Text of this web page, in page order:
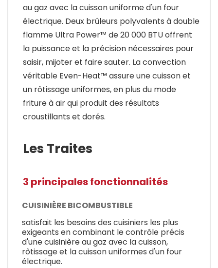
au gaz avec la cuisson uniforme d'un four
électrique. Deux brûleurs polyvalents à double
flamme Ultra Power™ de 20 000 BTU offrent
la puissance et la précision nécessaires pour
saisir, mijoter et faire sauter. La convection
véritable Even-Heat™ assure une cuisson et
un rôtissage uniformes, en plus du mode
friture à air qui produit des résultats
croustillants et dorés.
Les Traites
3 principales fonctionnalités
CUISINIÈRE BICOMBUSTIBLE
satisfait les besoins des cuisiniers les plus
exigeants en combinant le contrôle précis
d'une cuisinière au gaz avec la cuisson,
rôtissage et la cuisson uniformes d'un four
électrique.